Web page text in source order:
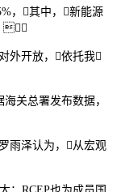
，其中，新能源

外开放，依托我
关总署发布数据，
雨泽认为，从宏观